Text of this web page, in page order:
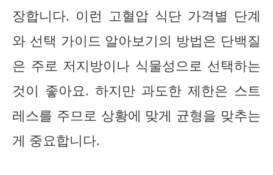
장합니다. 이런 고혈압 식단 가격별 단계
와 선택 가이드 알아보기의 방법은 단백질
은 주로 저지방이나 식물성으로 선택하는
것이 좋아요. 하지만 과도한 제한은 스트
레스를 주므로 상황에 맞게 균형을 맞추는
게 중요합니다.